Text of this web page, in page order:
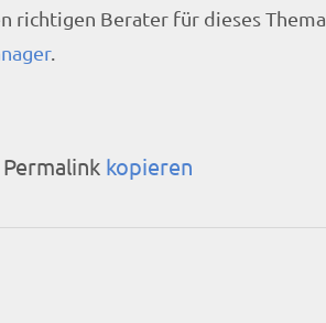
Berater für dieses
.
Permalinkkopieren